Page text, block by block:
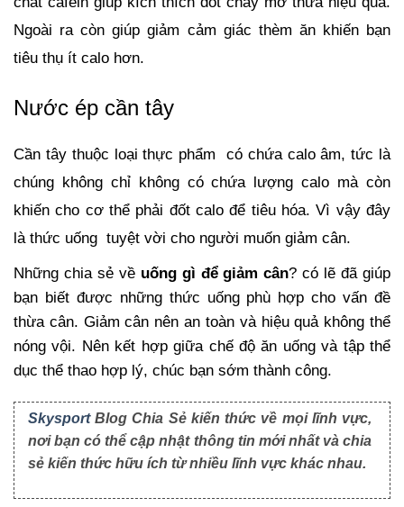
Ngoài ra còn giúp giảm cảm giác thèm ăn khiến bạn
tiêu thụ ít calo hơn.
Nước ép cần tây
Cần tây thuộc loại thực phẩm  có chứa calo âm, tức là
chúng không chỉ không có chứa lượng calo mà còn
khiến cho cơ thể phải đốt calo để tiêu hóa. Vì vậy đây
là thức uống  tuyệt vời cho người muốn giảm cân.
Những chia sẻ về uống gì để giảm cân? có lẽ đã giúp
bạn biết được những thức uống phù hợp cho vấn đề
thừa cân. Giảm cân nên an toàn và hiệu quả không thể
nóng vội. Nên kết hợp giữa chế độ ăn uống và tập thể
dục thể thao hợp lý, chúc bạn sớm thành công.
SkysportBlog Chia Sẻ kiến thức về mọi lĩnh vực,
nơi bạn có thể cập nhật thông tin mới nhất và chia
sẻ kiến thức hữu ích từ nhiều lĩnh vực khác nhau.